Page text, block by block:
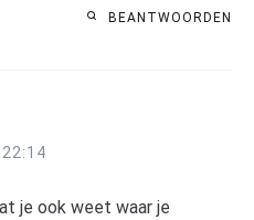
BEANTWOORDEN
je ook weet waar je